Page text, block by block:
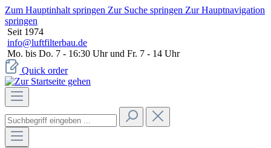
Zum Hauptinhalt springen Zur Suche springen Zur Hauptnavigation
springen
Seit 1974
info@luftfilterbau.de
Mo. bis Do. 7 - 16:30 Uhr und Fr. 7 - 14 Uhr
Quick order